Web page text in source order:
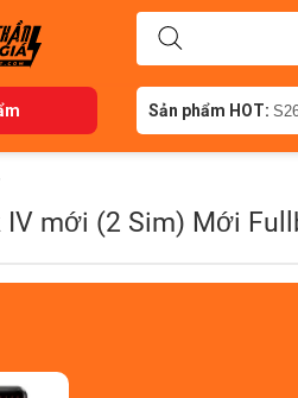
Sản phẩm HOT:
IV mới (2 Sim) Mới